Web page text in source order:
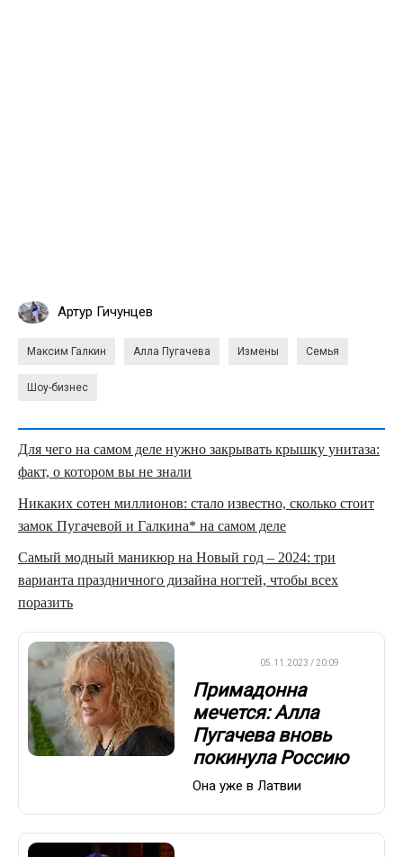
Артур Гичунцев
Максим Галкин Алла Пугачева Измены Семья
Шоу-бизнес
Для чего на самом деле нужно закрывать крышку унитаза:
факт, о котором вы не знали
Никаких сотен миллионов: стало известно, сколько стоит
замок Пугачевой и Галкина* на самом деле
Самый модный маникюр на Новый год – 2024: три
варианта праздничного дизайна ногтей, чтобы всех
поразить
05.11.2023 / 20:09
Примадонна
мечется: Алла
Пугачева вновь
покинула Россию
Она уже в Латвии